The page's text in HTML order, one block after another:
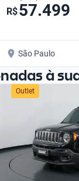
R$57.499
São Paulo
à
Outlet